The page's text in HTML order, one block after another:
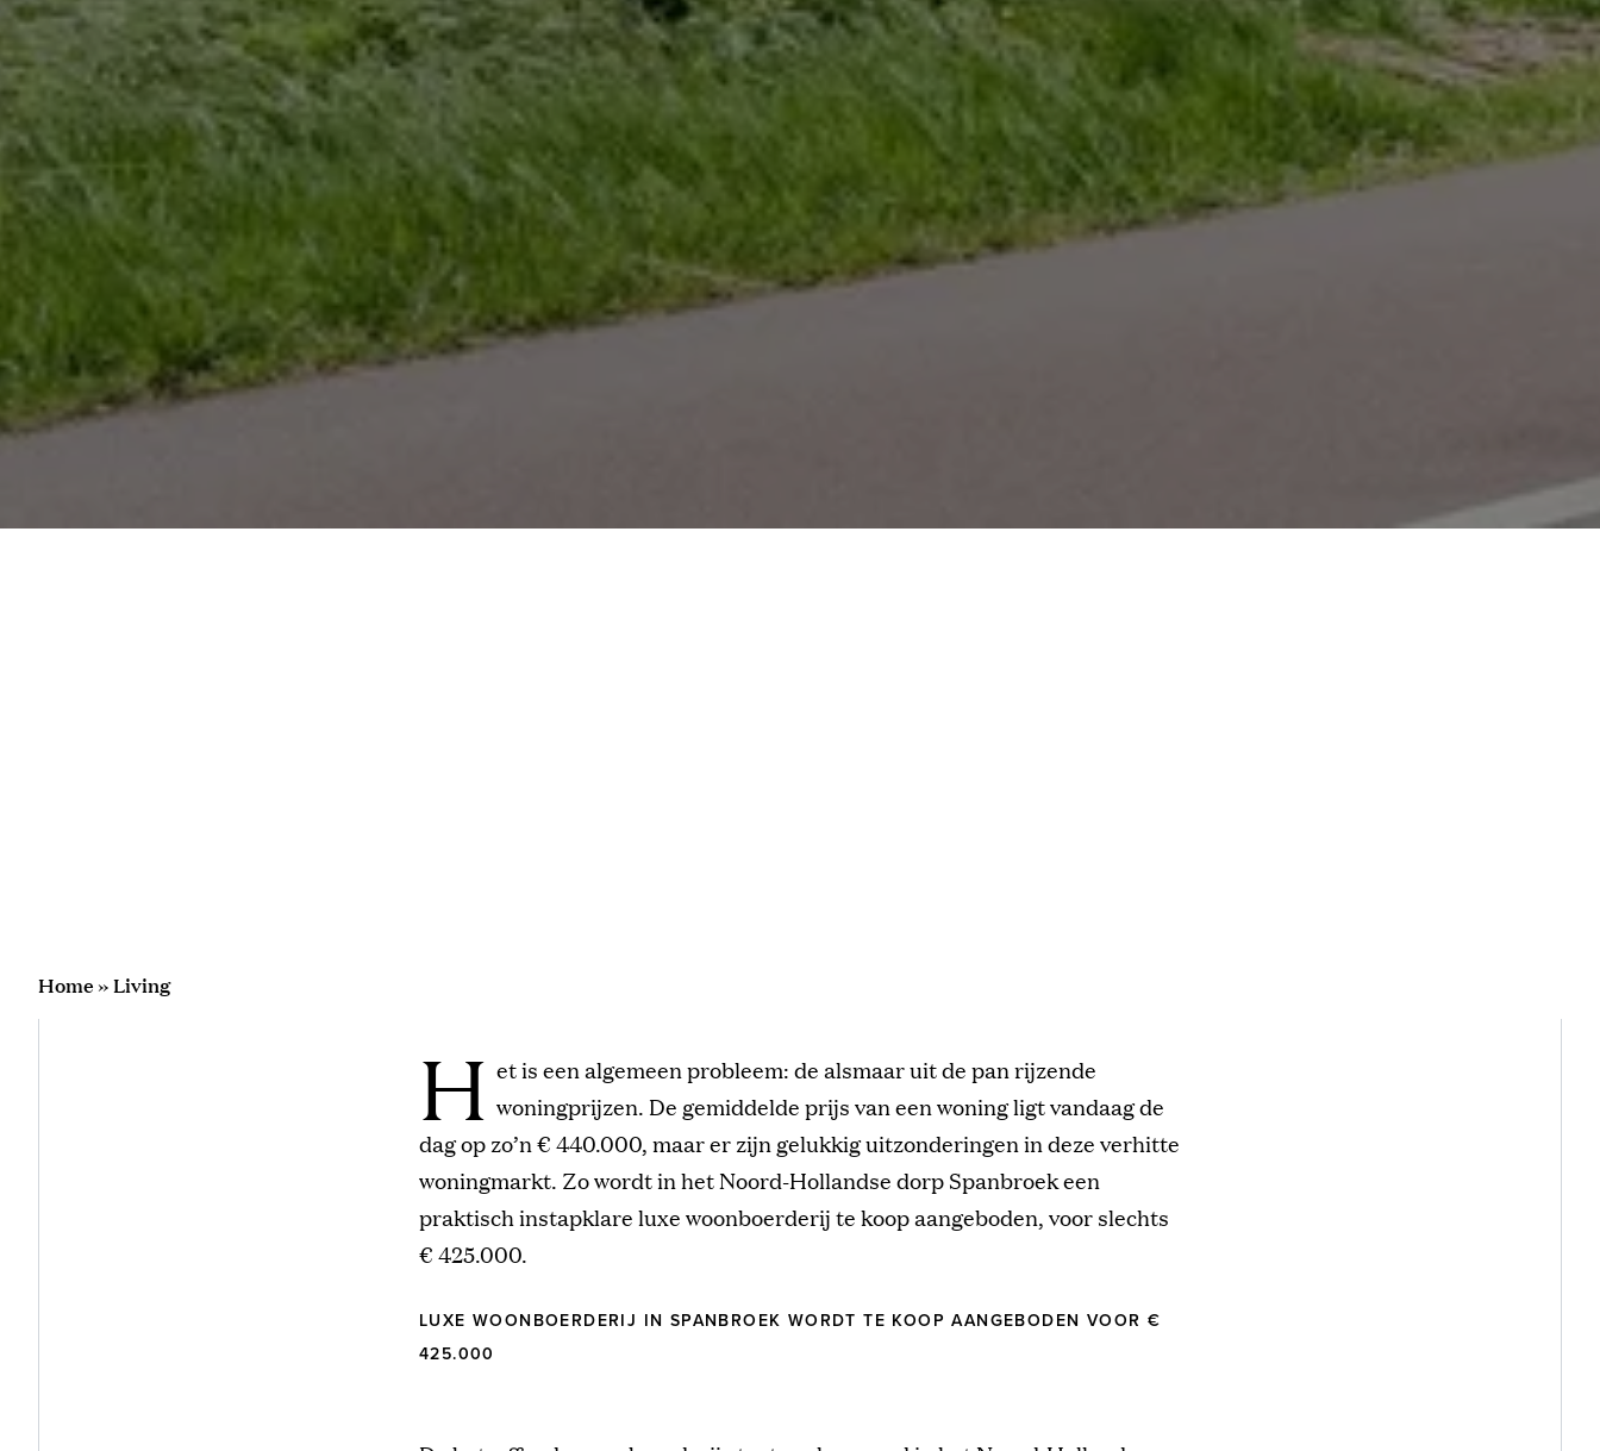
Home»Living
H et is een algemeen probleem: de alsmaar uit de pan rijzende
woningprijzen. De gemiddelde prijs van een woning ligt vandaag de
dag op zo’n € 440.000, maar er zijn gelukkig uitzonderingen in deze verhitte
woningmarkt. Zo wordt in het Noord-Hollandse dorp Spanbroek een
praktisch instapklare luxe woonboerderij te koop aangeboden, voor slechts
€ 425.000.
LUXE WOONBOERDERIJ IN SPANBROEK WORDT TE KOOP AANGEBODEN VOOR €
425.000